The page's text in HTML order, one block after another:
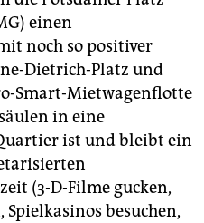
einen
noch so positiver
Dietrich-Platz und
Smart-Mietwagenflotte
in eine
ist und bleibt ein
(3-D-Filme gucken,
Spielkasinos besuchen,